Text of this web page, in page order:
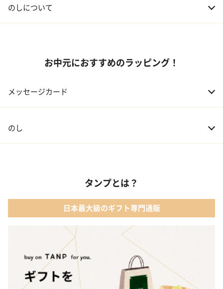
04 会社の上司 5,000円程度
のしについて
お中元におすすめのラッピング！
メッセージカード
のし
タンプとは？
日本最大級のギフト専門通販